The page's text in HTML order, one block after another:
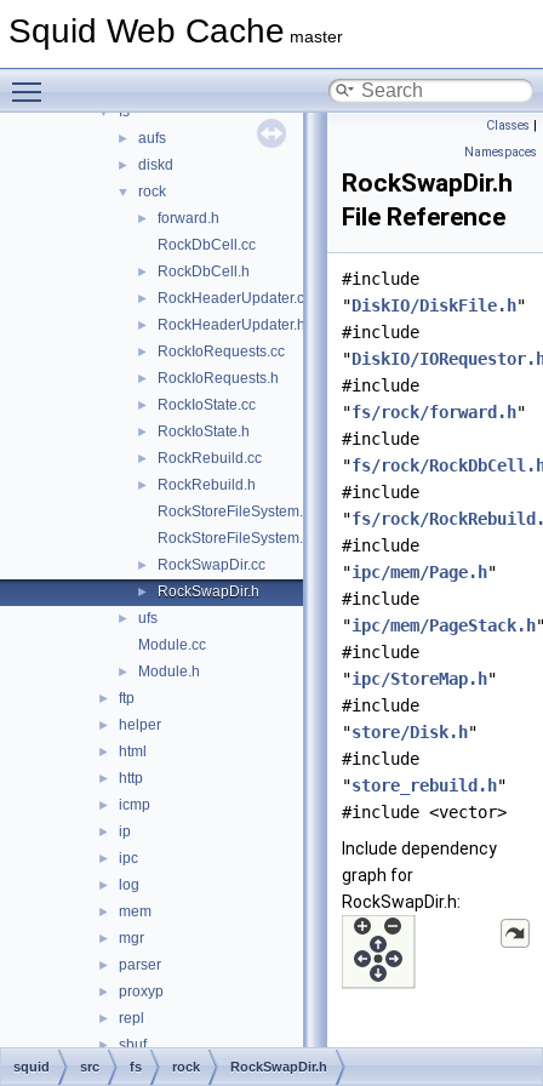
Squid Web Cache master
► error
▼ fs
► aufs
► diskd
▼ rock
►
forward.h
RockDbCell.cc
► RockDbCell.h
► RockHeaderUpdater.cc
► RockHeaderUpdater.h
► RockIoRequests.cc
► RockIoRequests.h
► RockIoState.cc
► RockIoState.h
► RockRebuild.cc
►
RockRebuild.h
RockStoreFileSystem.cc
RockStoreFileSystem.h
► RockSwapDir.cc
► RockSwapDir.h
►
ufs
Module.cc
► Module.h
► ftp
► helper
► html
► http
► icmp
► ip
► ipc
► log
► mem
► mgr
► parser
► proxyp
► repl
► sbuf
► security
Classes |
Namespaces
RockSwapDir.h
File Reference
#include
"DiskIO/DiskFile.h"
#include
"DiskIO/
#include
"fs/rock/forward.h"
#include
"fs/rock/
#include
"fs/rock/
#include
"ipc/mem/Page.h"
#include
"ipc/mem/PageStack.h
#include
"ipc/StoreMap.h"
#include
"store/Disk.h"
#include
"store_rebuild.h"
#include <vector>
Include dependency
graph for
RockSwapDir.h:
squid src fs rock RockSwapDir.h